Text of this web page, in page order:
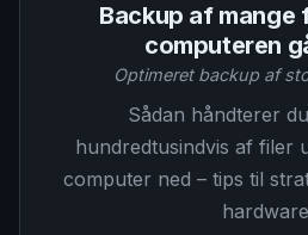
Backup af mange
computeren
Optimeret backup af
Sådan håndterer
hundredtusindvis af filer
computer ned – tips til